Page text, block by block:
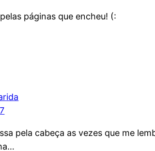
páginas que encheu! (:
pela cabeça as vezes que me